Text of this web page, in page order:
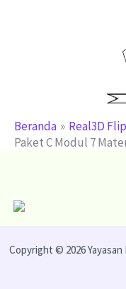
Beranda
Real3D
Paket C Modul 7
Copyright © 2026